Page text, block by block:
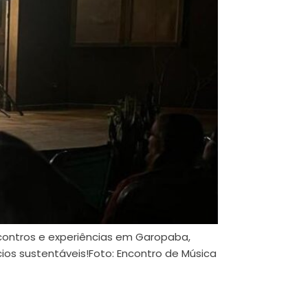
e experiências em Garopaba,
sustentáveis!Foto: Encontro de Música